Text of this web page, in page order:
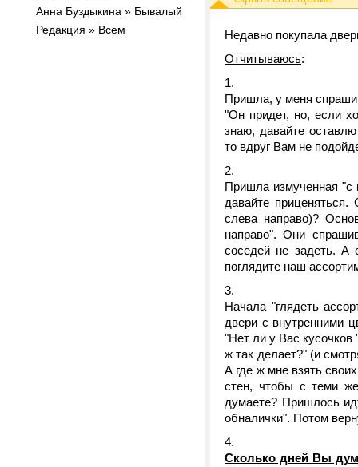
Анна Буздыкина » Бывалый
Редакция » Всем
Недавно покупала
Отчитываюсь:
Пришла, у меня
"Он придет, но, если
знаю, давайте
то вдруг Вам не
Пришла измученная "с
давайте
слева направо)?
направо". Они
соседей не задеть. А
поглядите наш
Начала "глядеть
двери с внутренними
"Нет ли у Вас
ж так делает?" (и
А где ж мне взять
стен, чтобы с теми
думаете? Пришлось
обналички". Потом
Сколько дней Вы